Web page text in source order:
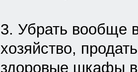
3. Убрать вообще
хозяйство,
здоровые шкафы